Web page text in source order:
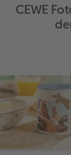
CEWE